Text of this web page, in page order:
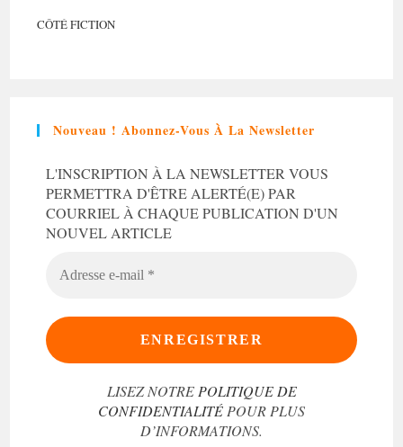
CÔTÉ FICTION
Nouveau ! Abonnez-Vous À La Newsletter
L'INSCRIPTION À LA NEWSLETTER VOUS
PERMETTRA D'ÊTRE ALERTÉ(E) PAR
COURRIEL À CHAQUE PUBLICATION D'UN
NOUVEL ARTICLE
LISEZ NOTRE POLITIQUE DE
CONFIDENTIALITÉ POUR PLUS
D’INFORMATIONS.